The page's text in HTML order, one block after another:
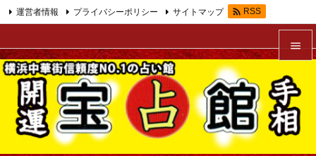


メニュ

サイド
運営者情報 プライバシーポリシー サイトマップ  RSS